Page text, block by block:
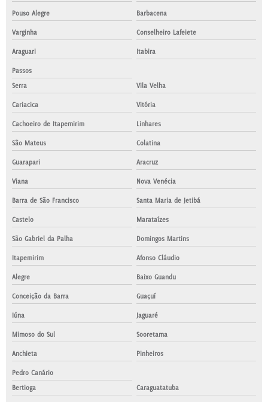
Pouso Alegre Barbacena
Varginha Conselheiro Lafeiete
Araguari Itabira
Passos
Serra
Vila Velha
Cariacica Vitória
Cachoeiro de Itapemirim Linhares
São Mateus Colatina
Guarapari Aracruz
Viana Nova Venécia
Barra de São Francisco Santa Maria de Jetibá
Castelo Marataízes
São Gabriel da Palha Domingos Martins
Itapemirim Afonso Cláudio
Alegre Baixo Guandu
Conceição da Barra Guaçuí
Iúna Jaguaré
Mimoso do Sul Sooretama
Anchieta Pinheiros
Pedro Canário
Bertioga
Caraguatatuba